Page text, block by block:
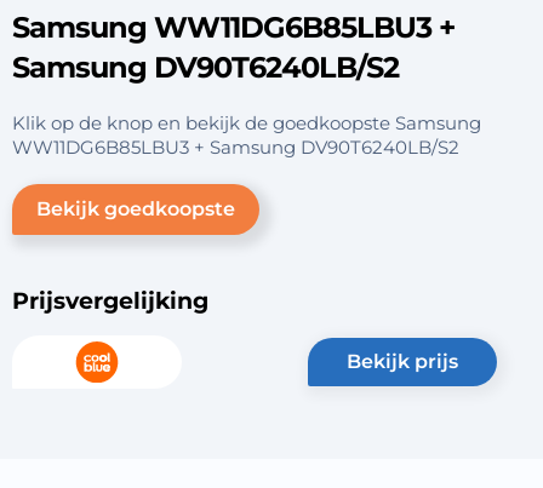
Samsung WW11DG6B85LBU3 +
Samsung DV90T6240LB/S2
Klik op de knop en bekijk de goedkoopste Samsung
WW11DG6B85LBU3 + Samsung DV90T6240LB/S2
Bekijk goedkoopste
Prijsvergelijking
bekijk prijs